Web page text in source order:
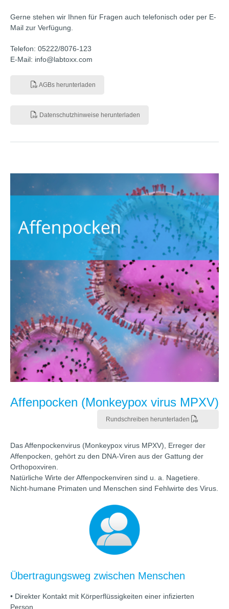
Gerne stehen wir Ihnen für Fragen auch telefonisch oder per E-
Mail zur Verfügung.
Telefon: 05222/8076-123
E-Mail: info@labtoxx.com
AGBs herunterladen
Datenschutzhinweise herunterladen
Affenpocken (Monkeypox virus MPXV)
Rundschreiben herunterladen
Das Affenpockenvirus (Monkeypox virus MPXV), Erreger der
Affenpocken, gehört zu den DNA-Viren aus der Gattung der
Orthopoxviren.
Natürliche Wirte der Affenpockenviren sind u. a. Nagetiere.
Nicht-humane Primaten und Menschen sind Fehlwirte des Virus.
Übertragungsweg zwischen Menschen
• Direkter Kontakt mit Körperflüssigkeiten einer infizierten
Person